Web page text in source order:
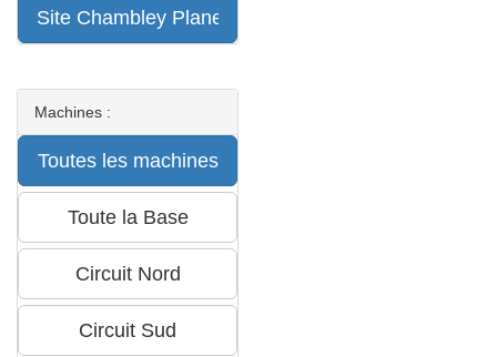
Machines :